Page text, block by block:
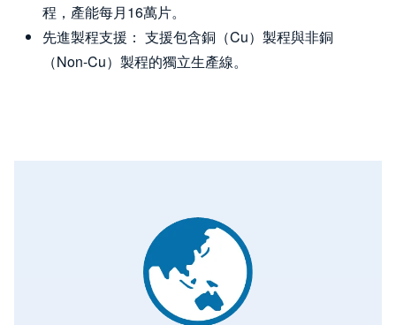
程，產能每月16萬片。
先進製程支援： 支援包含銅（Cu）製程與非銅
（Non-Cu）製程的獨立生產線。